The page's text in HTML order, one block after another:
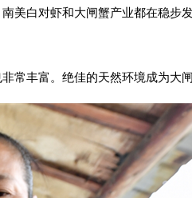
美白对虾和大闸蟹产业都在稳步
常丰富。绝佳的天然环境成为大